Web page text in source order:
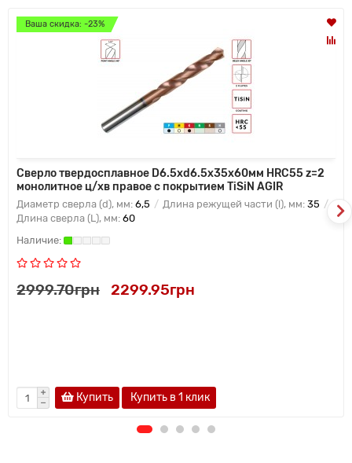
Ваша скидка: -23%
Сверло твердосплавное D6.5хd6.5х35х60мм HRC55 z=2
монолитное ц/хв правое с покрытием TiSiN AGIR
Диаметр сверла (d), мм: 6,5 Длина режущей части (l), мм: 35
Длина сверла (L), мм: 60
2999.70грн 2299.95грн
Купить Купить в 1 клик